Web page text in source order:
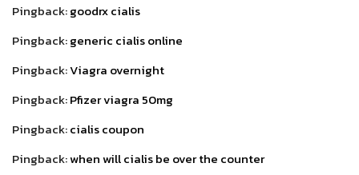
Pingback:goodrx cialis
Pingback:generic cialis online
Pingback:Viagra overnight
Pingback:Pfizer viagra 50mg
Pingback:cialis coupon
Pingback:when will cialis be over the counter